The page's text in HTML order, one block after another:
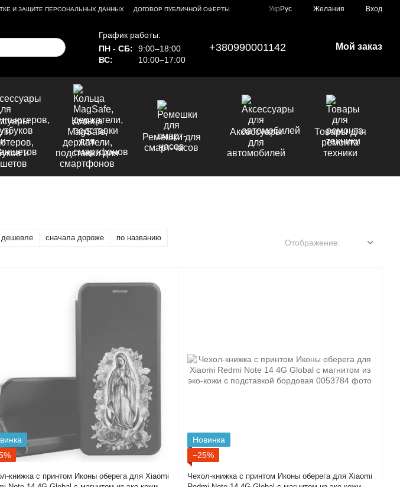
И ЗАЩИТЕ ПЕРСОНАЛЬНЫХ ДАННЫХ
ДОГОВОР ПУБЛИЧНОЙ ОФЕРТЫ
Укр Рус Желания Вход
График работы:
ПН - СБ:
9:00–18:00
ВС:
10:00–17:00
+380990001142 Мой заказ
и
Кольца
MagSafe,
держатели,
подставки для
смартфонов
Ремешки для
смарт-часов
Аксессуары
для
автомобилей
Товары для
ремонта
техники
дешевле сначала дороже по названию
Отображение:
книжка с принтом Иконы оберега для Xiaomi
Новинка
−25%
Чехол-книжка с принтом Иконы оберега для Xiaomi